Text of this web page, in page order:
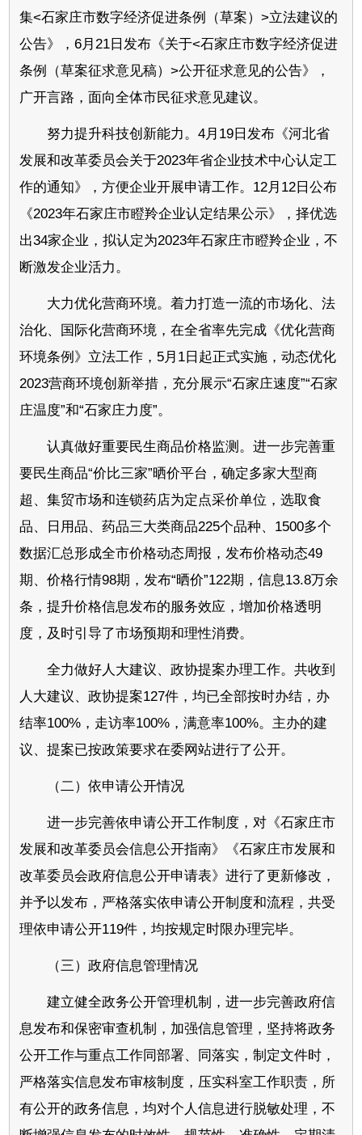
集<石家庄市数字经济促进条例（草案）>立法建议的
公告》，6月21日发布《关于<石家庄市数字经济促进
条例（草案征求意见稿）>公开征求意见的公告》，
广开言路，面向全体市民征求意见建议。
努力提升科技创新能力。4月19日发布《河北省
发展和改革委员会关于2023年省企业技术中心认定工
作的通知》，方便企业开展申请工作。12月12日公布
《2023年石家庄市瞪羚企业认定结果公示》，择优选
出34家企业，拟认定为2023年石家庄市瞪羚企业，不
断激发企业活力。
大力优化营商环境。着力打造一流的市场化、法
治化、国际化营商环境，在全省率先完成《优化营商
环境条例》立法工作，5月1日起正式实施，动态优化
2023营商环境创新举措，充分展示“石家庄速度”“石家
庄温度”和“石家庄力度”。
认真做好重要民生商品价格监测。进一步完善重
要民生商品“价比三家”晒价平台，确定多家大型商
超、集贸市场和连锁药店为定点采价单位，选取食
品、日用品、药品三大类商品225个品种、1500多个
数据汇总形成全市价格动态周报，发布价格动态49
期、价格行情98期，发布“晒价”122期，信息13.8万余
条，提升价格信息发布的服务效应，增加价格透明
度，及时引导了市场预期和理性消费。
全力做好人大建议、政协提案办理工作。共收到
人大建议、政协提案127件，均已全部按时办结，办
结率100%，走访率100%，满意率100%。主办的建
议、提案已按政策要求在委网站进行了公开。
（二）依申请公开情况
进一步完善依申请公开工作制度，对《石家庄市
发展和改革委员会信息公开指南》《石家庄市发展和
改革委员会政府信息公开申请表》进行了更新修改，
并予以发布，严格落实依申请公开制度和流程，共受
理依申请公开119件，均按规定时限办理完毕。
（三）政府信息管理情况
建立健全政务公开管理机制，进一步完善政府信
息发布和保密审查机制，加强信息管理，坚持将政务
公开工作与重点工作同部署、同落实，制定文件时，
严格落实信息发布审核制度，压实科室工作职责，所
有公开的政务信息，均对个人信息进行脱敏处理，不